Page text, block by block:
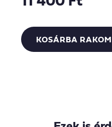
KOSÁRBA RAKOM